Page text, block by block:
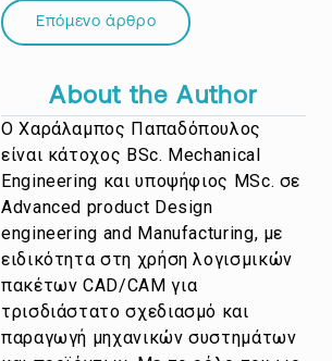
Επόμενο άρθρο
About the Author
Ο Χαράλαμπος Παπαδόπουλος
είναι κάτοχος BSc. Mechanical
Engineering και υποψήφιος MSc. σε
Advanced product Design
engineering and Manufacturing, με
ειδικότητα στη χρήση λογισμικών
πακέτων CAD/CAM για
τρισδιάστατο σχεδιασμό και
παραγωγή μηχανικών συστημάτων